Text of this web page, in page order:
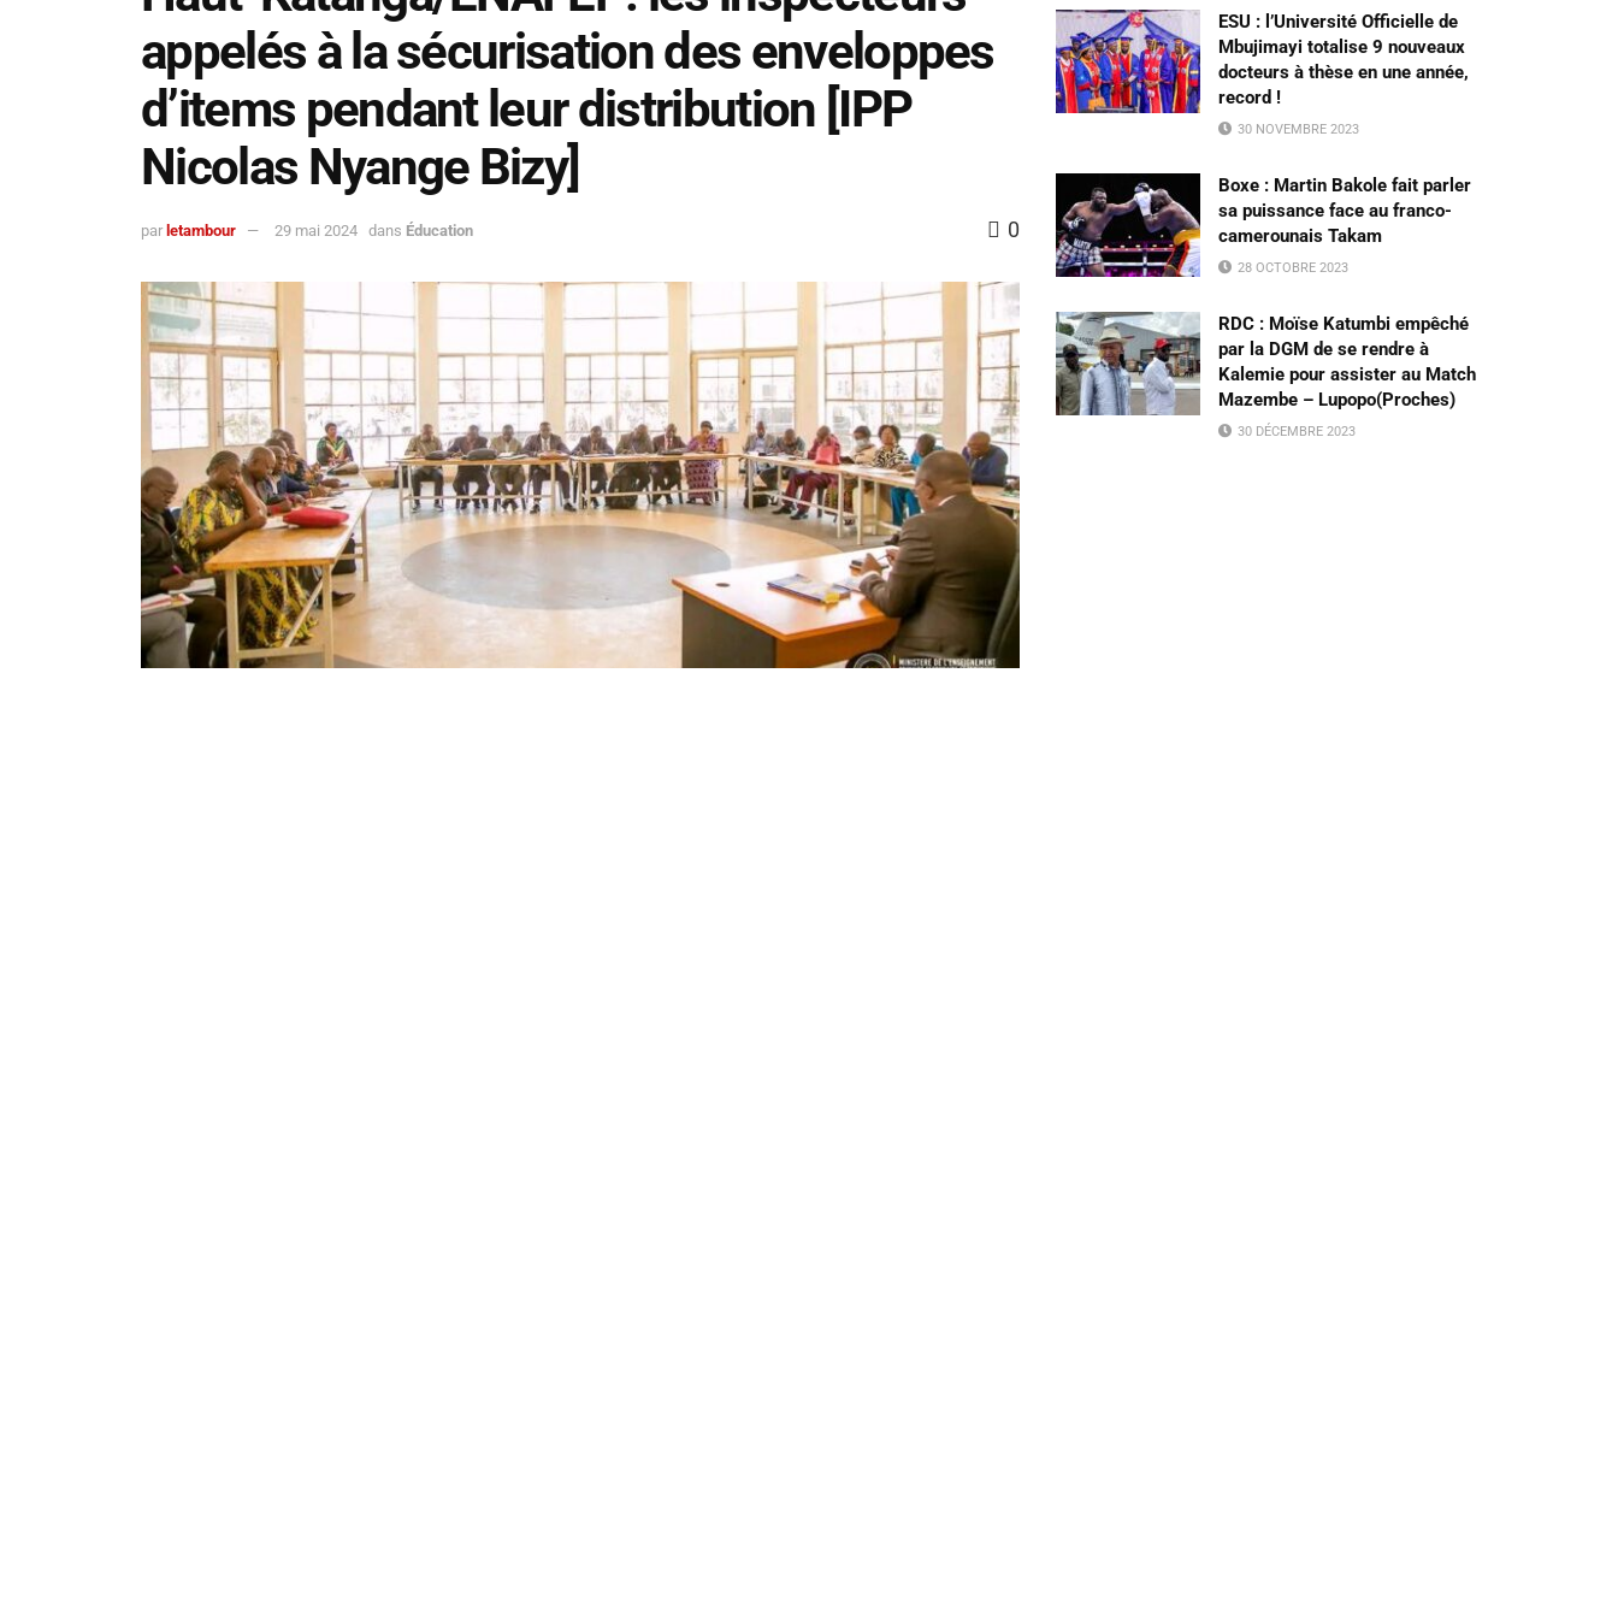
appelés à la sécurisation des enveloppes
d’items pendant leur distribution [IPP
Nicolas Nyange Bizy]
par letambour 29 mai 2024 dans Éducation 0
ESU : l’Université Officielle de
Mbujimayi totalise 9 nouveaux
docteurs à thèse en une année,
record !
30 NOVEMBRE 2023
Boxe : Martin Bakole fait parler
sa puissance face au franco-
camerounais Takam
28 OCTOBRE 2023
RDC : Moïse Katumbi empêché
par la DGM de se rendre à
Kalemie pour assister au Match
Mazembe – Lupopo(Proches)
30 DÉCEMBRE 2023